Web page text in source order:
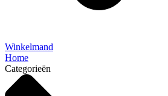
Winkelmand
Home
Categorieën